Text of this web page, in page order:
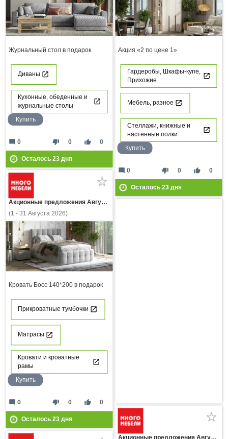
Журнальный стол в подарок
Диваны
Кухонные, обеденные и
журнальные столы
Купить
thumb_down 0 thumb_up 0
mode_comment 0
Осталось 23дня
Акция «2 по цене 1»
Гардеробы, Шкафы-купе,
Прихожие
Мебель, разное
Стеллажи, книжные и
настенные полки
Купить
thumb_down 0 thumb_up 0
mode_comment 0
Осталось 23дня
Акционные предложения Августа
(1 - 31 Августа 2026)
Кровать Босс 140*200 в подарок
Прикроватные тумбочки
Матрасы
Кровати и кроватные
рамы
Купить
thumb_down 0 thumb_up 0
mode_comment 0
Осталось 23дня